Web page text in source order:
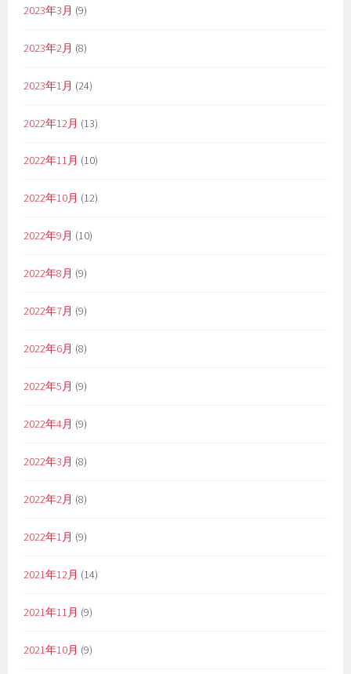
2023年3月 (9)
2023年2月 (8)
2023年1月 (24)
2022年12月 (13)
2022年11月 (10)
2022年10月 (12)
2022年9月 (10)
2022年8月 (9)
2022年7月 (9)
2022年6月 (8)
2022年5月 (9)
2022年4月 (9)
2022年3月 (8)
2022年2月 (8)
2022年1月 (9)
2021年12月 (14)
2021年11月 (9)
2021年10月 (9)